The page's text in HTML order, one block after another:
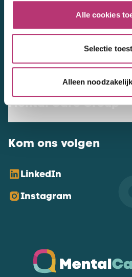
Alle cookies
Selectie
Alleen
NL Mental Care Group B.V.
Vacatures
Mental Care Group
Kom ons volgen
LinkedIn
Instagram